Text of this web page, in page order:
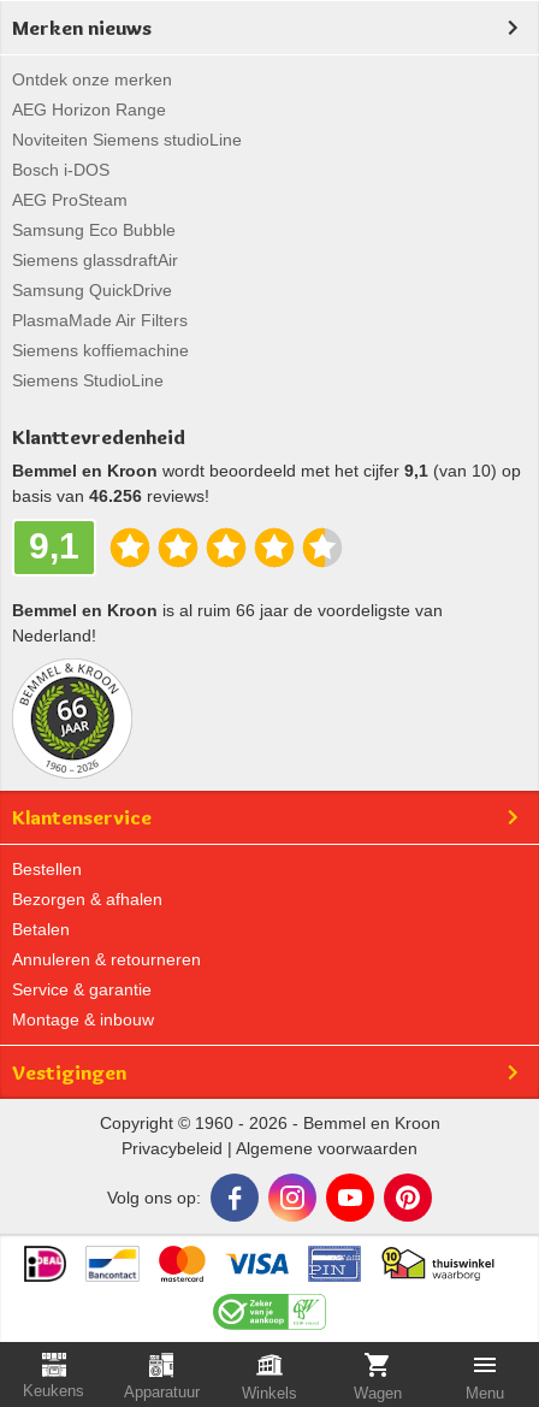
Keukens Apparatuur Winkels Wagen Menu
Merken nieuws
Ontdek onze merken
AEG Horizon Range
Noviteiten Siemens studioLine
Bosch i-DOS
AEG ProSteam
Samsung Eco Bubble
Siemens glassdraftAir
Samsung QuickDrive
PlasmaMade Air Filters
Siemens koffiemachine
Siemens StudioLine
Klanttevredenheid
Bemmel en Kroon wordt beoordeeld met het cijfer 9,1 (van 10) op
basis van 46.256 reviews!
9,1
Bemmel en Kroon is al ruim 66 jaar de voordeligste van
Nederland!
Klantenservice
Bestellen
Bezorgen & afhalen
Betalen
Annuleren & retourneren
Service & garantie
Montage & inbouw
Vestigingen
Copyright © 1960 - 2026 - Bemmel en Kroon
Privacybeleid | Algemene voorwaarden
Volg ons op: